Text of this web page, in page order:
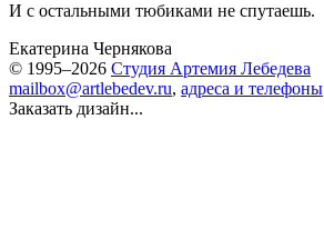
И с остальными тюбиками не спутаешь.
Екатерина Чернякова
© 1995–2026 Студия Артемия Лебедева
mailbox@artlebedev.ru, адреса и телефоны
Заказать дизайн...